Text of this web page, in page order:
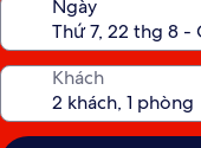
Ngày
Khách